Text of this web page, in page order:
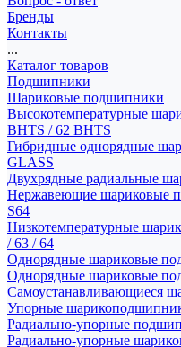
Бренды
Контакты
...
Каталог товаров
Подшипники
Шариковые подшипники
Высокотемпературные
BHTS / 62 BHTS
Гибридные однорядные
GLASS
Двухрядные радиальные
Нержавеющие шариковые
S64
Низкотемпературные
/ 63 / 64
Однорядные шариковые
Однорядные шариковые
Самоустанавливающиеся
Упорные
Радиально-упорные
Радиально-упорные